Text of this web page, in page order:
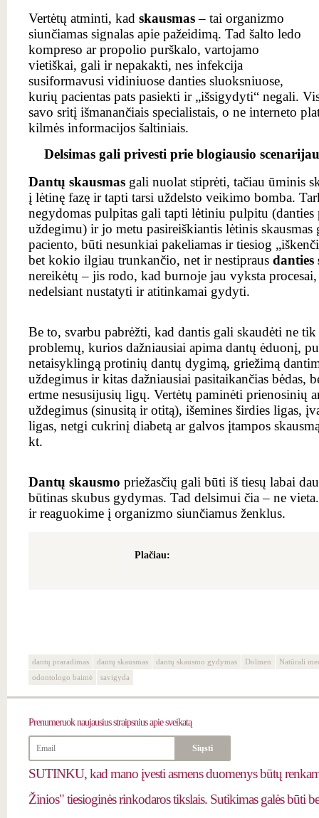
Vertėtų atminti, kad skausmas– tai organizmo
siunčiamas signalas apie pažeidimą. Tad šalto ledo
kompreso ar propolio purškalo, vartojamo
vietiškai, gali ir nepakakti, nes infekcija
susiformavusi vidiniuose danties sluoksniuose,
kurių pacientas pats pasiekti ir „išsigydyti“ negali.
savo sritį išmanančiais specialistais, o ne interneto
kilmės informacijos šaltiniais.
Delsimas gali privesti prie blogiausio
Dantų skausmas gali nuolat stiprėti, tačiau ūminis
į lėtinę fazę ir tapti tarsi uždelsto veikimo bomba.
negydomas pulpitas gali tapti lėtiniu pulpitu (danties
uždegimu) ir jo metu pasireiškiantis lėtinis
paciento, būti nesunkiai pakeliamas ir tiesiog
bet kokio ilgiau trunkančio, net ir nestipraus danties
nereikėtų – jis rodo, kad burnoje jau vyksta
nedelsiant nustatyti ir atitinkamai gydyti.
Be to, svarbu pabrėžti, kad dantis gali skaudėti ne
problemų, kurios dažniausiai apima dantų ėduonį,
netaisyklingą protinių dantų dygimą, griežimą
uždegimus ir kitas dažniausiai pasitaikančias bėdas,
ertme nesusijusių ligų. Vertėtų paminėti prienosinių
uždegimus (sinusitą ir otitą), išemines širdies ligas,
ligas, netgi cukrinį diabetą ar galvos įtampos
kt.
Dantų skausmo priežasčių gali būti iš tiesų labai
būtinas skubus gydymas. Tad delsimui čia – ne
ir reaguokime į organizmo siunčiamus ženklus.
Plačiau:
dantų praradimas dantų skausmas dantų skausmo gydymas Dolmen
Natūrali
odontologo baimė
savigyda
Prenumeruoknaujausius straipsnius apie sveikatą
SUTINKU, kad mano įvesti asmens duomenys būtų
Žinios" tiesioginės rinkodaros tikslais. Sutikimas galės būti